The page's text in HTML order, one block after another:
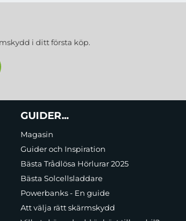
i ditt första köp.
GUIDER...
Magasin
Guider och Inspiration
Bästa Trådlösa Hörlurar 2025
Bästa Solcellsladdare
Powerbanks - En guide
Att välja rätt skärmskydd